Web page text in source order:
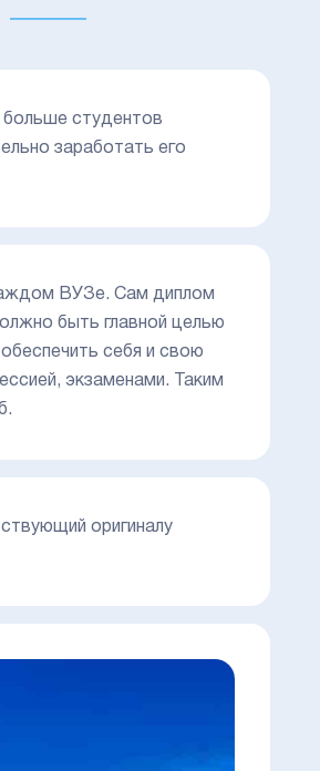
студентов
заработать его
ВУЗе. Сам диплом
быть главной целью
себя и свою
экзаменами. Таким
оригиналу